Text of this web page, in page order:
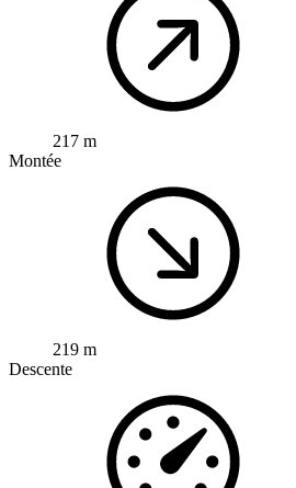
217 m
Montée
219 m
Descente